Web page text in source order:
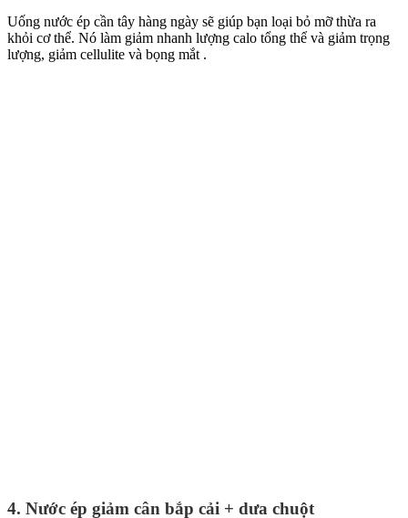
Uống nước ép cần tây hàng ngày sẽ giúp bạn loại bỏ mỡ thừa ra
khỏi cơ thể. Nó làm giảm nhanh lượng calo tổng thể và giảm trọng
lượng, giảm cellulite và bọng mắt .
4. Nước ép giảm cân bắp cải + dưa chuột